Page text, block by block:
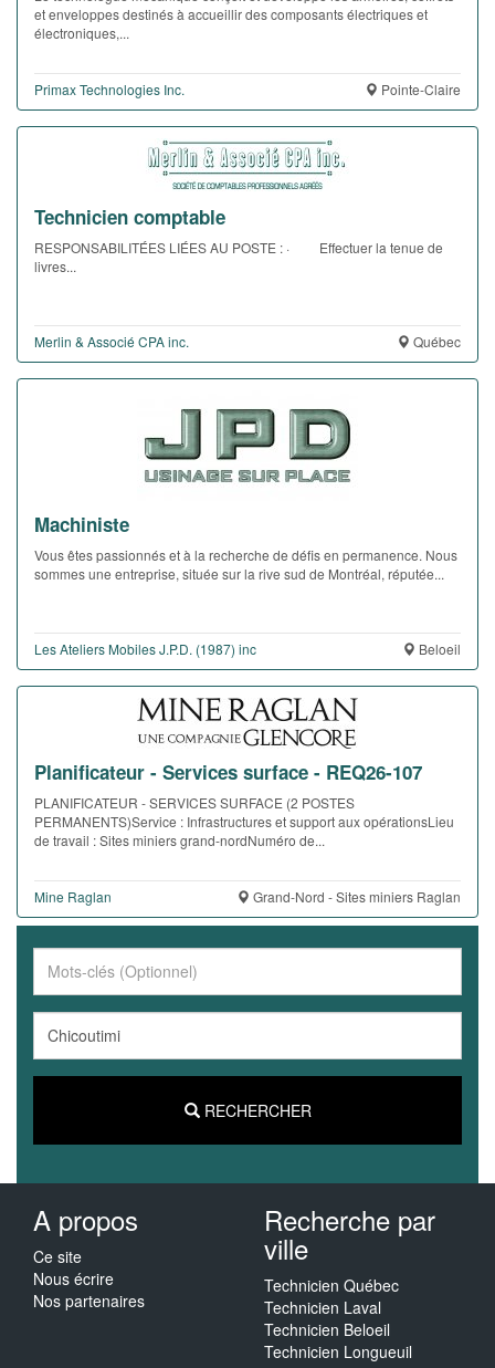
et enveloppes destinés à accueillir des composants électriques et
électroniques,...
Primax Technologies Inc. Pointe-Claire
Technicien comptable
RESPONSABILITÉES LIÉES AU POSTE : · Effectuer la tenue de
livres...
Merlin & Associé CPA inc. Québec
Machiniste
Vous êtes passionnés et à la recherche de défis en permanence. Nous
sommes une entreprise, située sur la rive sud de Montréal, réputée...
Les Ateliers Mobiles J.P.D. (1987) inc Beloeil
Planificateur - Services surface - REQ26-107
PLANIFICATEUR - SERVICES SURFACE (2 POSTES
PERMANENTS)Service : Infrastructures et support aux opérationsLieu
de travail : Sites miniers grand-nordNuméro de...
Mine Raglan Grand-Nord - Sites miniers Raglan
RECHERCHER
A propos
Ce site
Nous écrire
Nos partenaires
Recherche par
ville
Technicien Québec
Technicien Laval
Technicien Beloeil
Technicien Longueuil